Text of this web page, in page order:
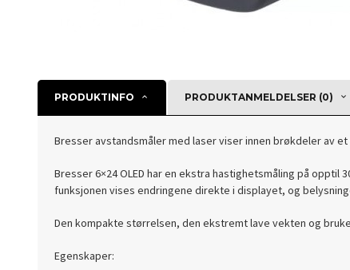
PRODUKTINFO PRODUKTANMELDELSER (0)
Bresser avstandsmåler med laser viser innen brøkdeler av
Bresser 6×24 OLED har en ekstra hastighetsmåling på
funksjonen vises endringene direkte i displayet, og
Den kompakte størrelsen, den ekstremt lave vekten og
Egenskaper: